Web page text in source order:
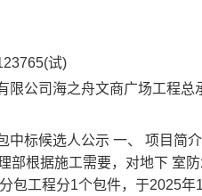
试)
限公司海之舟文商广场工程总
中标候选人公示 一、 项目简
部根据施工需要，对地下 室
包工程分1个包件，于2025